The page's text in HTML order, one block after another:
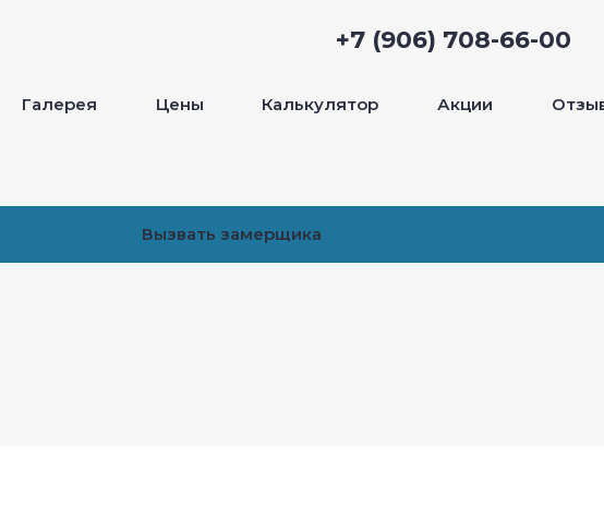
+7 (906) 708-66-00
Галерея Цены Калькулятор Акции
Вызвать замерщика